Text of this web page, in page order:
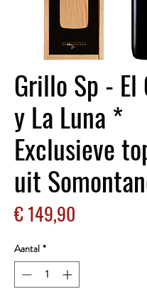
Grillo Sp -
y La Luna *
Exclusieve
uit
€ 149,90
Aantal *